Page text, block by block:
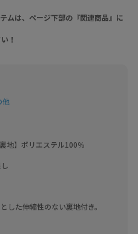
ムは、ページ下部の『関連商品』に
！
他
地】ポリエステル100％